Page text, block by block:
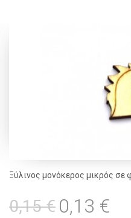
Ξύλινος μονόκερος μικρός σε
0,15 € 0,13 €